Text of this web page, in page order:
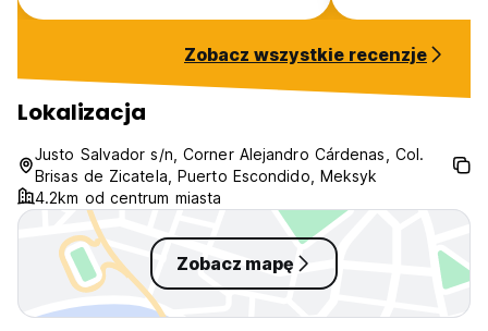
Zobacz wszystkie recenzje
Lokalizacja
Justo Salvador s/n, Corner Alejandro Cárdenas, Col.
Brisas de Zicatela, Puerto Escondido, Meksyk
4.2km od centrum miasta
Zobacz mapę